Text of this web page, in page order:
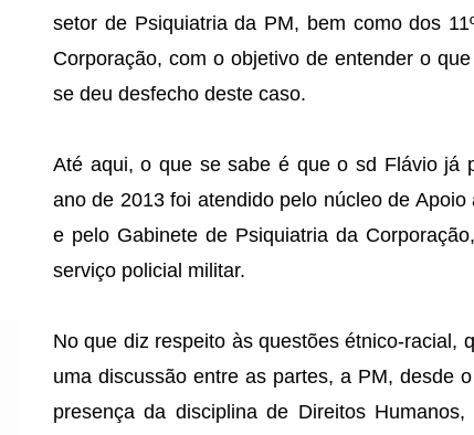
setor de Psiquiatria da PM, bem como dos
Corporação, com o objetivo de entender o
se deu desfecho deste caso.
Até aqui, o que se sabe é que o sd Flávio já
ano de 2013 foi atendido pelo núcleo de
e pelo Gabinete de Psiquiatria da
serviço policial militar.
No que diz respeito às questões étnico-racial,
uma discussão entre as partes, a PM, desde
presença da disciplina de Direitos